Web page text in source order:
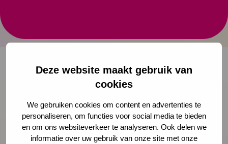
Deze website maakt gebruik van
cookies
We gebruiken cookies om content en advertenties te
personaliseren, om functies voor social media te bieden
en om ons websiteverkeer te analyseren. Ook delen we
informatie over uw gebruik van onze site met onze
Onze nieuwsbrief ontvangen?
Schrijf je in